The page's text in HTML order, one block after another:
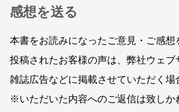
感想を送る
本書をお読みになったご意見・ご感想
投稿されたお客様の声は、弊社ウェブ
雑誌広告などに掲載させていただく場
※いただいた内容へのご返信は致しか